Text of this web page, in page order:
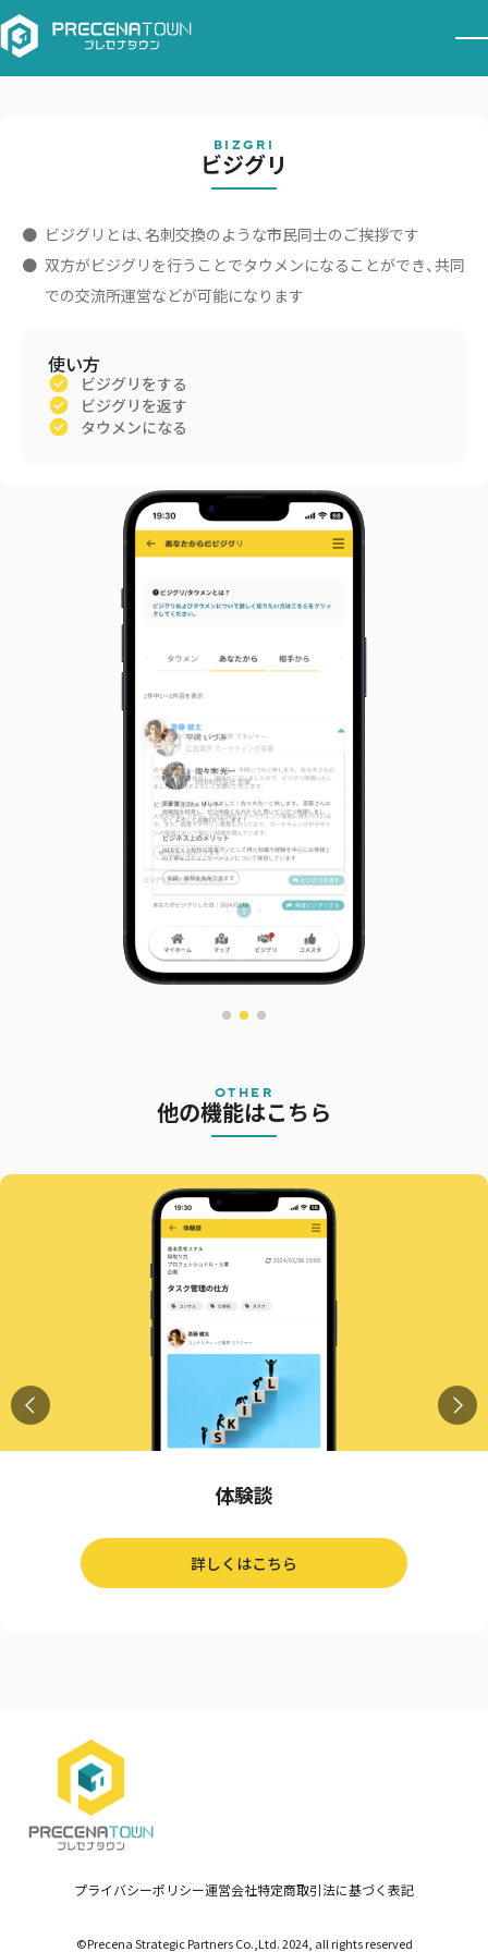
BIZGRI
ビジグリ
ビジグリとは、名刺交換のような市民同士のご挨拶です
双方がビジグリを行うことでタウメンになることができ、共同
での交流所運営などが可能になります
使い方
ビジグリをする
ビジグリを返す
タウメンになる
OTHER
他の機能はこちら
体験談
詳しくはこちら
プライバシーポリシー運営会社特定商取引法に基づく表記
©Precena Strategic Partners Co.,Ltd. 2024, all rights reserved